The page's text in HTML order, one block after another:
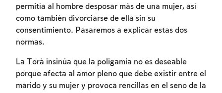
permitía al hombre desposar más de una mujer, así
como también divorciarse de ella sin su
consentimiento. Pasaremos a explicar estas dos
normas.
La Torá insinúa que la poligamia no es deseable
porque afecta al amor pleno que debe existir entre el
marido y su mujer y provoca rencillas en el seno de la